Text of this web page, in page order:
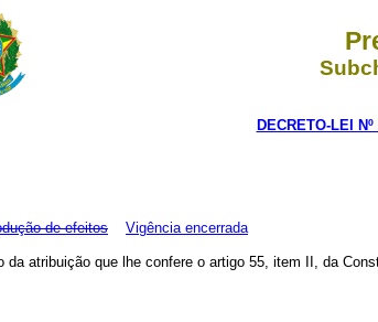
DECRETO-LEI
de efeitos Vigência encerrada
da atribuição que lhe confere o artigo 55, item II, da